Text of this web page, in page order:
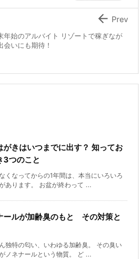
年始のアルバイト リゾートで稼ぎなが
会いにも期待！
 Prev
がきはいつまでに出す？ 知ってお
3つのこと
くなってからの1年間は、本当にいろいろ
あります。 お盆が終わって ...
ールが加齢臭のもと その対策と
独特の匂い、いわゆる加齢臭。 その臭い
ノネナールという物質。 ど ...